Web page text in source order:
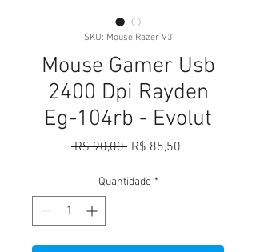
SKU: Mouse Razer V3
Mouse Gamer Usb
2400 Dpi Rayden
Eg-104rb - Evolut
R$ 90,00 Preço
R$ 85,50
Quantidade *